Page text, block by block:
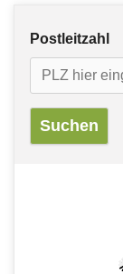
Postleitzahl